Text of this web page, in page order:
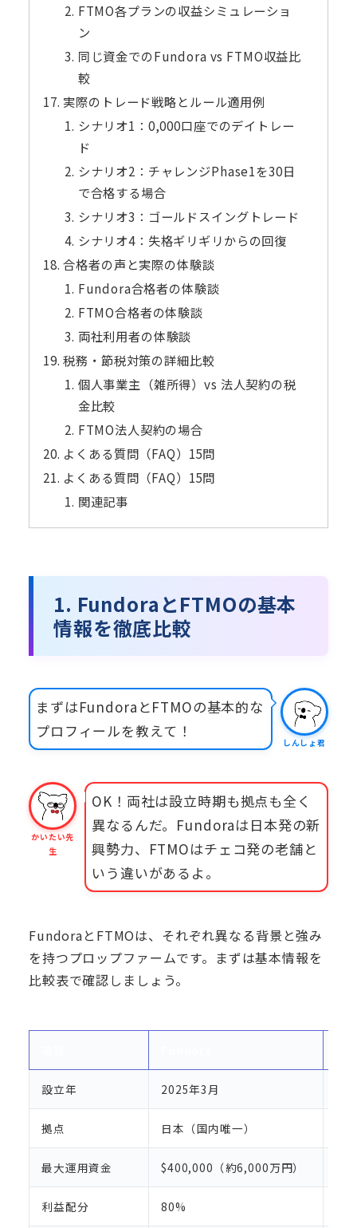
FTMO各プランの収益シミュレーショ
ン
同じ資金でのFundora vs FTMO収益比
較
実際のトレード戦略とルール適用例
シナリオ1：0,000口座でのデイトレー
ド
シナリオ2：チャレンジPhase1を30日
で合格する場合
シナリオ3：ゴールドスイングトレード
シナリオ4：失格ギリギリからの回復
合格者の声と実際の体験談
Fundora合格者の体験談
FTMO合格者の体験談
両社利用者の体験談
税務・節税対策の詳細比較
個人事業主（雑所得）vs 法人契約の税
金比較
FTMO法人契約の場合
よくある質問（FAQ）15問
よくある質問（FAQ）15問
関連記事
1. FundoraとFTMOの基本
情報を徹底比較
しんしょ君
まずはFundoraとFTMOの基本的な
プロフィールを教えて！
かいたい先
生
OK！両社は設立時期も拠点も全く
異なるんだ。Fundoraは日本発の新
興勢力、FTMOはチェコ発の老舗と
いう違いがあるよ。
FundoraとFTMOは、それぞれ異なる背景と強み
を持つプロップファームです。まずは基本情報を
比較表で確認しましょう。
設立年 2025年3月
拠点 日本（国内唯一）
最大運用資金 $400,000（約6,000万円）
利益配分 80%